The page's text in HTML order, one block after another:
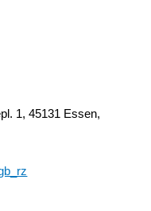
1, 45131 Essen,